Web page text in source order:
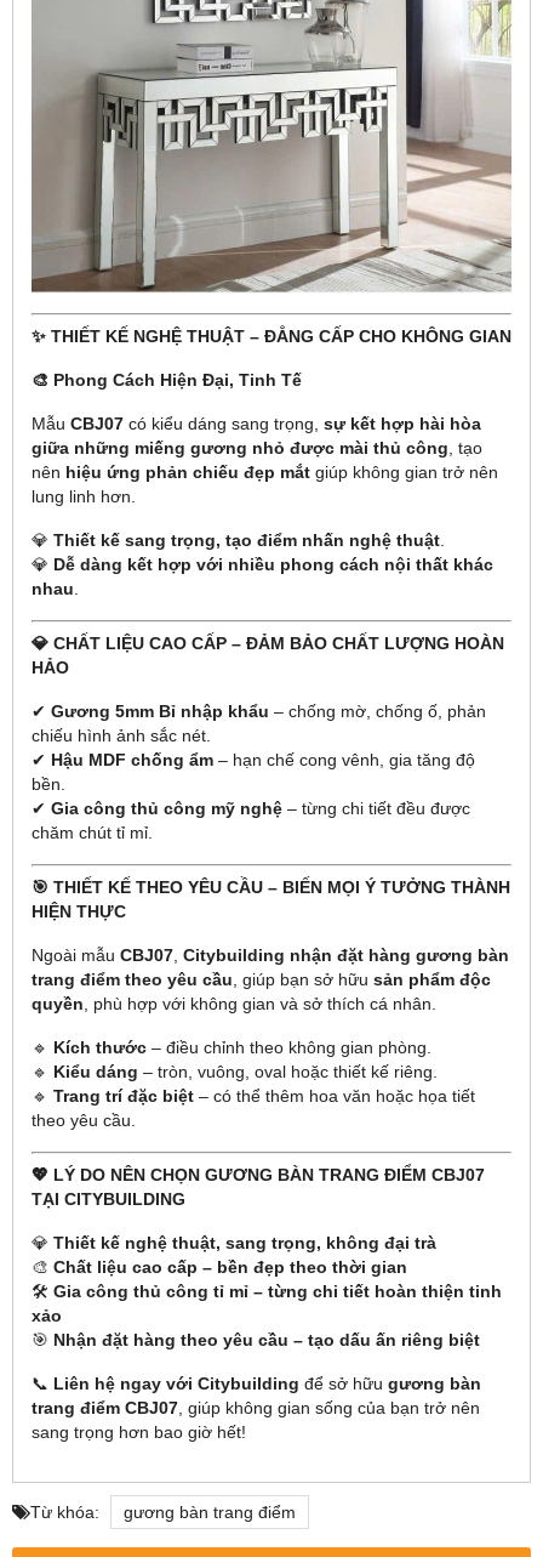
✨ THIẾT KẾ NGHỆ THUẬT – ĐẲNG CẤP CHO KHÔNG GIAN
🎨 Phong Cách Hiện Đại, Tinh Tế
Mẫu CBJ07 có kiểu dáng sang trọng, sự kết hợp hài hòa
giữa những miếng gương nhỏ được mài thủ công, tạo
nên hiệu ứng phản chiếu đẹp mắt giúp không gian trở nên
lung linh hơn.
💎 Thiết kế sang trọng, tạo điểm nhấn nghệ thuật.
💎 Dễ dàng kết hợp với nhiều phong cách nội thất khác
nhau.
💎 CHẤT LIỆU CAO CẤP – ĐẢM BẢO CHẤT LƯỢNG HOÀN
HẢO
✔ Gương 5mm Bỉ nhập khẩu – chống mờ, chống ố, phản
chiếu hình ảnh sắc nét.
✔ Hậu MDF chống ẩm – hạn chế cong vênh, gia tăng độ
bền.
✔ Gia công thủ công mỹ nghệ – từng chi tiết đều được
chăm chút tỉ mỉ.
🎯 THIẾT KẾ THEO YÊU CẦU – BIẾN MỌI Ý TƯỞNG THÀNH
HIỆN THỰC
Ngoài mẫu CBJ07, Citybuilding nhận đặt hàng gương bàn
trang điểm theo yêu cầu, giúp bạn sở hữu sản phẩm độc
quyền, phù hợp với không gian và sở thích cá nhân.
🔹 Kích thước – điều chỉnh theo không gian phòng.
🔹 Kiểu dáng – tròn, vuông, oval hoặc thiết kế riêng.
🔹 Trang trí đặc biệt – có thể thêm hoa văn hoặc họa tiết
theo yêu cầu.
💖 LÝ DO NÊN CHỌN GƯƠNG BÀN TRANG ĐIỂM CBJ07
TẠI CITYBUILDING
💎 Thiết kế nghệ thuật, sang trọng, không đại trà
🎨 Chất liệu cao cấp – bền đẹp theo thời gian
🛠 Gia công thủ công tỉ mỉ – từng chi tiết hoàn thiện tinh
xảo
🎯 Nhận đặt hàng theo yêu cầu – tạo dấu ấn riêng biệt
📞 Liên hệ ngay với Citybuilding để sở hữu gương bàn
trang điểm CBJ07, giúp không gian sống của bạn trở nên
sang trọng hơn bao giờ hết!
Từ khóa: gương bàn trang điểm